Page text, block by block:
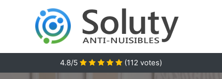
4.8/5 (112 votes)